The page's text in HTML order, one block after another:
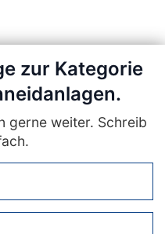
zur Kategorie
gerne weiter. Schreib